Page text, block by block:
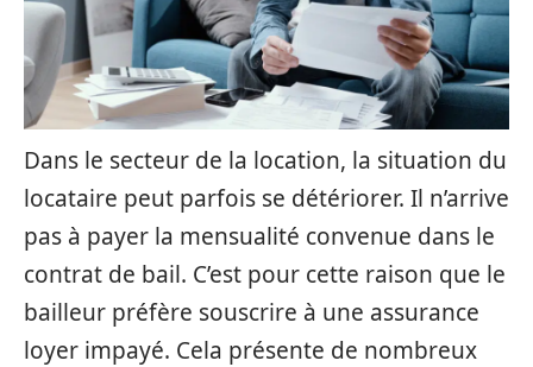
Dans le secteur de la location, la situation du
locataire peut parfois se détériorer. Il n’arrive
pas à payer la mensualité convenue dans le
contrat de bail. C’est pour cette raison que le
bailleur préfère souscrire à une assurance
loyer impayé. Cela présente de nombreux